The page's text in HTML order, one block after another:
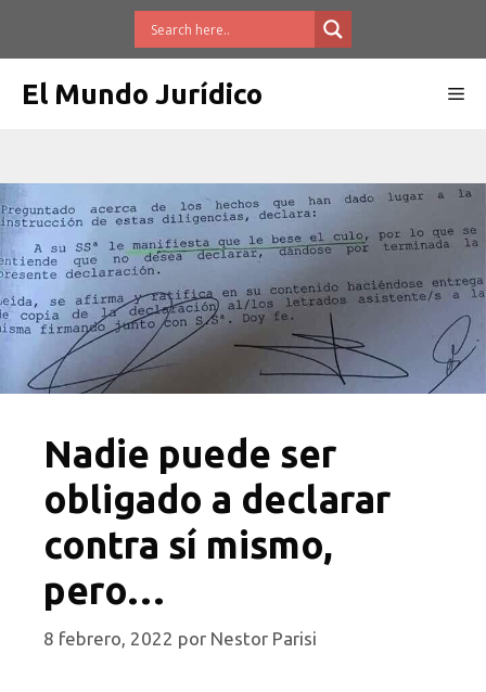
El Mundo Jurídico
Nadie puede ser
obligado a declarar
contra sí mismo,
pero…
8 febrero, 2022 por Nestor Parisi